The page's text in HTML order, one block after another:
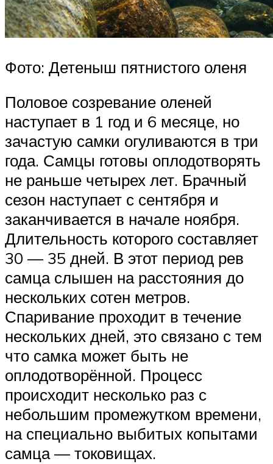
Фото: Детеныш пятнистого оленя
Половое созревание оленей
наступает в 1 год и 6 месяце, но
зачастую самки огуливаются в три
года. Самцы готовы оплодотворять
не раньше четырех лет. Брачный
сезон наступает с сентября и
заканчивается в начале ноября.
Длительность которого составляет
30 — 35 дней. В этот период рев
самца слышен на расстояния до
нескольких сотен метров.
Спаривание проходит в течение
нескольких дней, это связано с тем
что самка может быть не
оплодотворённой. Процесс
происходит несколько раз с
небольшим промежутком времени,
на специально выбитых копытами
самца — токовищах.